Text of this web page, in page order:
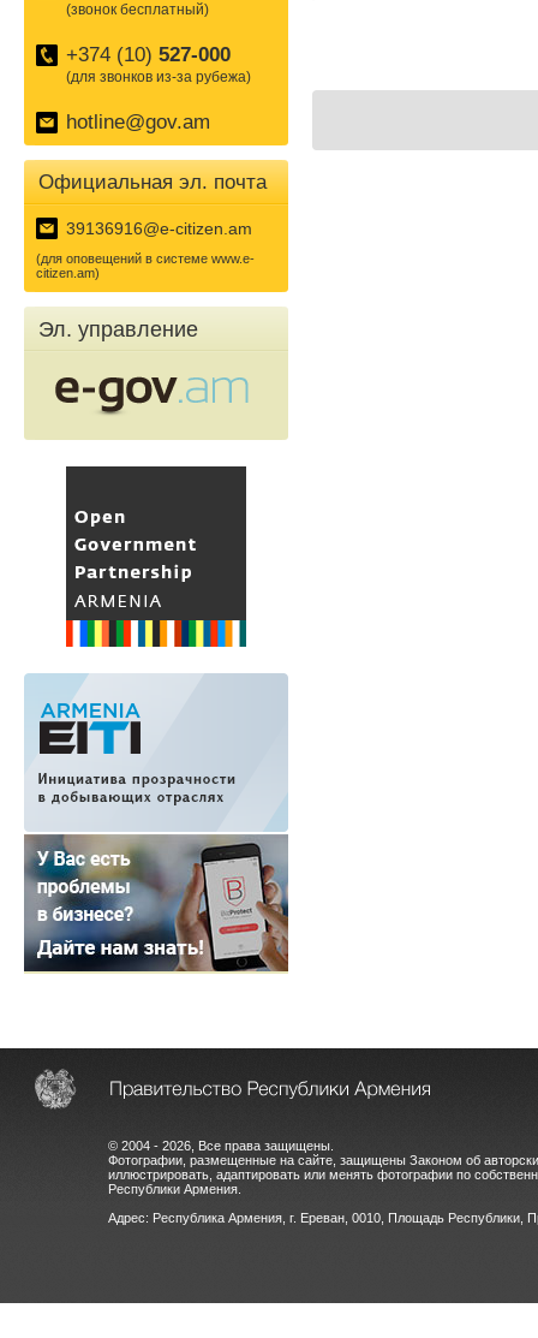
(звонок бесплатный)
+374 (10) 527-000
(для звонков из-за рубежа)
hotline@gov.am
Официальная эл. почта
39136916@e-citizen.am
(для оповещений в системе www.e-
citizen.am)
Эл. управление
© 2004 - 2026, Все права защищены.
Фотографии, размещенные на сайте, защищены Законом об
иллюстрировать, адаптировать или менять фотографии по
Республики Армения.
Адрес: Республика Армения, г. Ереван, 0010, Площадь Республики,